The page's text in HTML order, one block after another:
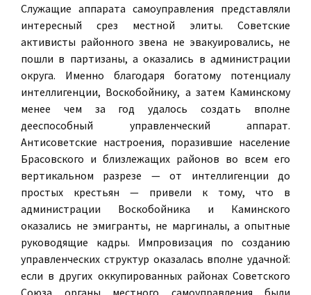
Служащие аппарата самоуправления представляли
интересный срез местной элиты. Советские
активисты районного звена не эвакуировались, не
пошли в партизаны, а оказались в администрации
округа. Именно благодаря богатому потенциалу
интеллигенции, Воскобойнику, а затем Каминскому
менее чем за год удалось создать вполне
дееспособный управленческий аппарат.
Антисоветские настроения, поразившие население
Брасовского и близлежащих районов во всем его
вертикальном разрезе — от интеллигенции до
простых крестьян — привели к тому, что в
администрации Воскобойника и Каминского
оказались не эмигранты, не маргиналы, а опытные
руководящие кадры. Импровизация по созданию
управленческих структур оказалась вполне удачной:
если в других оккупированных районах Советского
Союза органы местного самоуправления были